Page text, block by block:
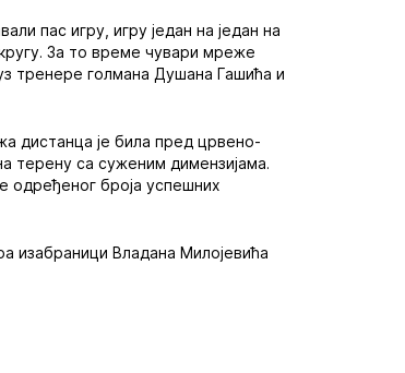
пас игру, игру један на један на
За то време чувари мреже
тренере голмана Душана Гашића и
дистанца је била пред црвено-
терену са суженим димензијама.
одређеног броја успешних
изабраници Владана Милојевића